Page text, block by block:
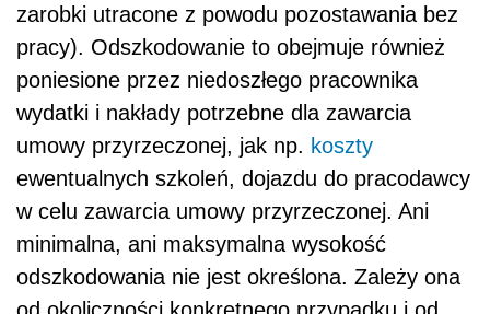
zarobki utracone z powodu pozostawania bez
pracy). Odszkodowanie to obejmuje również
poniesione przez niedoszłego pracownika
wydatki i nakłady potrzebne dla zawarcia
umowy przyrzeczonej, jak np. koszty
ewentualnych szkoleń, dojazdu do pracodawcy
w celu zawarcia umowy przyrzeczonej. Ani
minimalna, ani maksymalna wysokość
odszkodowania nie jest określona. Zależy ona